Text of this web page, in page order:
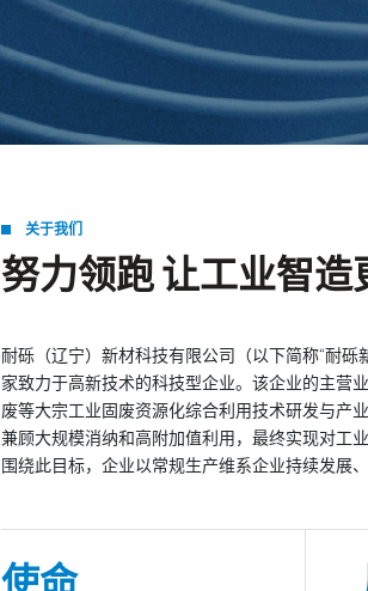
关于我们
努力领跑 让工业智造
耐砾（辽宁）新材科技有限公司（以下简称“耐
家致力于高新技术的科技型企业。该企业的主营
废等大宗工业固废资源化综合利用技术研发与产
兼顾大规模消纳和高附加值利用，最终实现对工业
围绕此目标，企业以常规生产维系企业持续发展